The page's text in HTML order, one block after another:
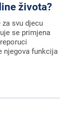
života?
svu djecu
se primjena
njegova funkcija